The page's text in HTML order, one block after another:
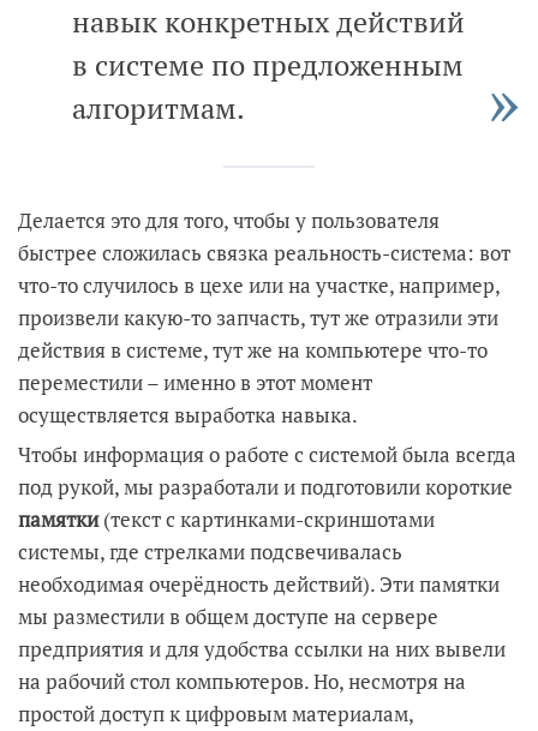
навык конкретных действий
в системе по предложенным
алгоритмам.
Делается это для того, чтобы у пользователя
быстрее сложилась связка реальность-система: вот
что-то случилось в цехе или на участке, например,
произвели какую-то запчасть, тут же отразили эти
действия в системе, тут же на компьютере что-то
переместили – именно в этот момент
осуществляется выработка навыка.
Чтобы информация о работе с системой была всегда
под рукой, мы разработали и подготовили короткие
памятки(текст с картинками-скриншотами
системы, где стрелками подсвечивалась
необходимая очерёдность действий). Эти памятки
мы разместили в общем доступе на сервере
предприятия и для удобства ссылки на них вывели
на рабочий стол компьютеров. Но, несмотря на
простой доступ к цифровым материалам,